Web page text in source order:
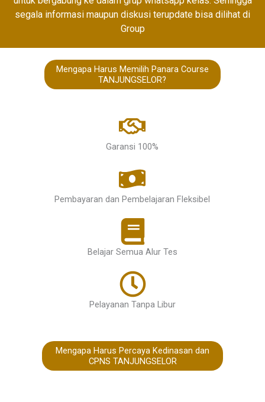
segala informasi maupun diskusi terupdate bisa dilihat di
Group
Mengapa Harus Memilih Panara Course
TANJUNGSELOR?
Garansi 100%
Pembayaran dan Pembelajaran Fleksibel
Belajar Semua Alur Tes
Pelayanan Tanpa Libur
Mengapa Harus Percaya Kedinasan dan
CPNS TANJUNGSELOR